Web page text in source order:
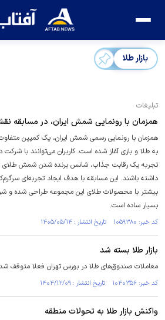
بازار طلا
تبلیغات
همزمان با رونمایی شمش ایران، در مسابقه
همزمان با رونمایی رسمی شمش ایران، یک کمپین
به طلا و بازی آغاز شده است. کاربران می‌توانند با شرکت
داشته باشند. این مسابقه با هدف ایجاد تجربه‌ای
بیشتر با محصولات طلای این مجموعه طراحی شده و
بسیار ساده است.
کد خبر: ۱۰۵۹۳۸۰ تاریخ انتشار : ۱۴۰۵/۰۵/۱۴
بازار طلا بسته شد
معاملات صندوق‌های طلا در بورس تهران فعلا متوقف
کد خبر: ۱۰۴۰۳۵۶ تاریخ انتشار : ۱۴۰۴/۱۲/۰۹
واکنش بازار طلا به تحولات منطقه